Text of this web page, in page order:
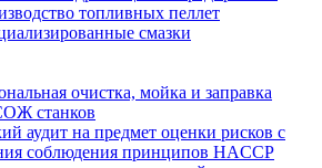
топливных пеллет
смазки
очистка, мойка и заправка
станков
аудит на предмет оценки рисков с
соблюдения принципов HACCP